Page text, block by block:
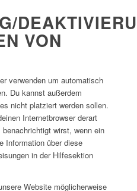
VON
verwenden um automatisch
Du kannst außerdem
nicht platziert werden sollen.
Internetbrowser derart
wirst, wenn ein
Information über diese
in der Hilfesektion
Website möglicherweise